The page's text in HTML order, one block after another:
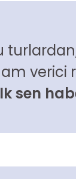
verici
sen